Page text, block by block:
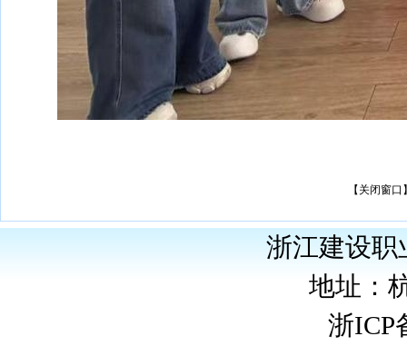
【关闭窗口
浙江建设职
地址：
浙ICP